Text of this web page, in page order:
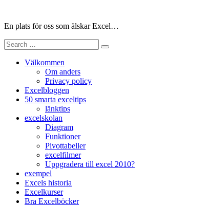
content
En plats för oss som älskar Excel…
Search
for:
Välkommen
Om anders
Privacy policy
Excelbloggen
50 smarta exceltips
länktips
excelskolan
Diagram
Funktioner
Pivottabeller
excelfilmer
Uppgradera till excel 2010?
exempel
Excels historia
Excelkurser
Bra Excelböcker